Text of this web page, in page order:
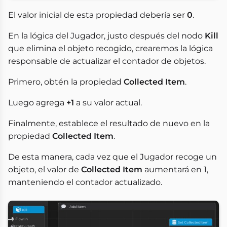
El valor inicial de esta propiedad debería ser 0.
En la lógica del Jugador, justo después del nodo Kill
que elimina el objeto recogido, crearemos la lógica
responsable de actualizar el contador de objetos.
Primero, obtén la propiedad Collected Item.
Luego agrega +1 a su valor actual.
Finalmente, establece el resultado de nuevo en la
propiedad Collected Item.
De esta manera, cada vez que el Jugador recoge un
objeto, el valor de Collected Item aumentará en 1,
manteniendo el contador actualizado.